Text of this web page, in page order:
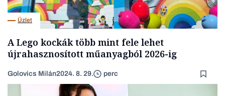
Üzlet
A Lego kockák több mint fele lehet
újrahasznosított műanyagból 2026-ig
Golovics Milán2024. 8. 29. perc